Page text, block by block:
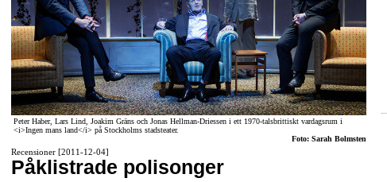
Peter Haber, Lars Lind, Joakim Gräns och Jonas Hellman-Driessen i ett 1970-talsbrittiskt vardagsrum i
<i>Ingen mans land</i> på Stockholms stadsteater.
Foto: Sarah Bolmsten
Recensioner [2011-12-04]
Påklistrade polisonger